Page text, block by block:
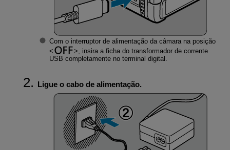
Com o interruptor de alimentação da câmara na posição
, insira a ficha do transformador de corrente
USB completamente no terminal digital.
Ligue o cabo de alimentação.